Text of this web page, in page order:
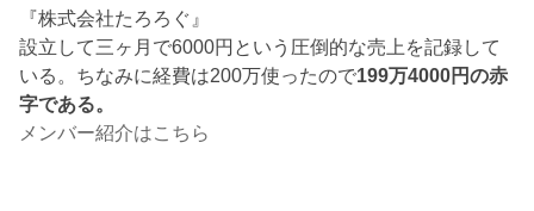
『株式会社たろろぐ』
設立して三ヶ月で6000円という圧倒的な売上を記録して
いる。ちなみに経費は200万使ったので199万4000円の赤
字である。
メンバー紹介はこちら